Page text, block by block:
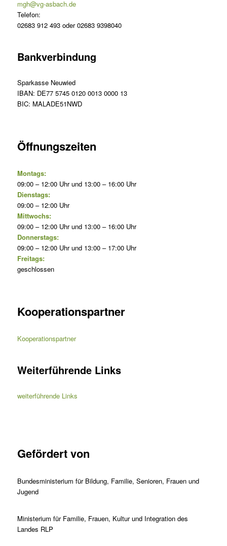
mgh@vg-asbach.de
Telefon:
02683 912 493 oder 02683 9398040
Bankverbindung
Sparkasse Neuwied
IBAN: DE77 5745 0120 0013 0000 13
BIC: MALADE51NWD
Öffnungszeiten
Montags:
09:00 – 12:00 Uhr und 13:00 – 16:00 Uhr
Dienstags:
09:00 – 12:00 Uhr
Mittwochs:
09:00 – 12:00 Uhr und 13:00 – 16:00 Uhr
Donnerstags:
09:00 – 12:00 Uhr und 13:00 – 17:00 Uhr
Freitags:
geschlossen
Kooperationspartner
Kooperationspartner
Weiterführende Links
weiterführende Links
Gefördert von
Bundesministerium für Bildung, Familie, Senioren, Frauen und
Jugend
Ministerium für Familie, Frauen, Kultur und Integration des
Landes RLP